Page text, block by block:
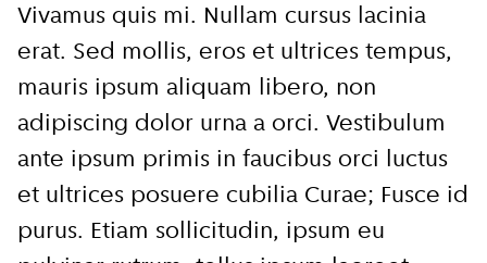
Close
Meld je aan voor onze
update
Blijf moeiteloos op de hoogte van al het
reilen en zeilen rond de bruggen en
kademuren in Amsterdam. Meld je aan voor
onze updates en je mist geen verhaal!
Vivamus quis mi. Nullam cursus lacinia
erat. Sed mollis, eros et ultrices tempus,
mauris ipsum aliquam libero, non
adipiscing dolor urna a orci. Vestibulum
ante ipsum primis in faucibus orci luctus
et ultrices posuere cubilia Curae; Fusce id
purus. Etiam sollicitudin, ipsum eu